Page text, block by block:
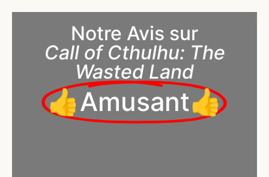
Notre Avis sur
Call of Cthulhu: The
Wasted Land
👍Amusant👍